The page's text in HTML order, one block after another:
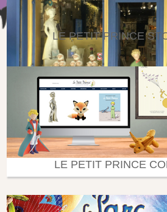
LE PETIT PRINCE
LE PETIT PRINCE